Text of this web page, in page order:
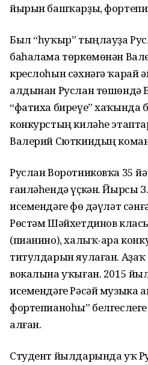
йырын башҡарҙы,
Был “һуҡыр” тыңлауҙа
баһалама төркөмөнән
креслоһын сәхнәгә ҡарай
алдынан Руслан төшөндә
“фатиха биреүе” хаҡында
конкурстың киләһе
Валерий Сюткиндың
Руслан Воротниковҡа 35
ғаиләһендә үҫкән. Йырсы
исемендәге Өфө дәүләт
Рөстәм Шәйхетдинов
(пианино), халыҡ-ара
титулдарын яулаған.
вокалына уҡыған. 2015
исемендәге Рәсәй музыка
фортепианоһы”
алған.
Студент йылдарында уҡ